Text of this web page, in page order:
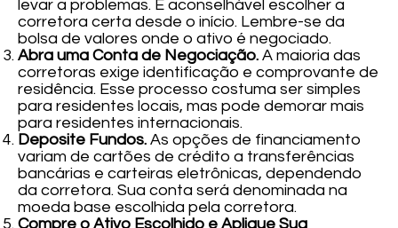
levar a problemas. É aconselhável escolher a
corretora certa desde o início. Lembre-se da
bolsa de valores onde o ativo é negociado.
Abra uma Conta de Negociação.A maioria das
corretoras exige identificação e comprovante de
residência. Esse processo costuma ser simples
para residentes locais, mas pode demorar mais
para residentes internacionais.
Deposite Fundos.As opções de financiamento
variam de cartões de crédito a transferências
bancárias e carteiras eletrônicas, dependendo
da corretora. Sua conta será denominada na
moeda base escolhida pela corretora.
Compre o Ativo Escolhido e Aplique Sua